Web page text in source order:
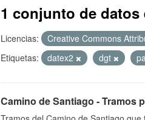
1 conjunto de datos
Licencias: Creative Commons
Etiquetas:
datex2 dgt
Camino de Santiago - Tramos